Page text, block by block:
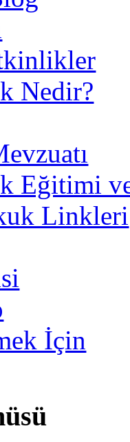
Nedir?
Eğitimi
Linkleri
İçin